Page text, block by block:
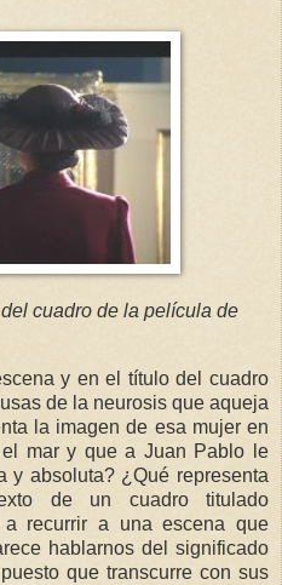
cuadro de la película de
y en el título del cuadro
de la neurosis que aqueja
la imagen de esa mujer en
mar y que a Juan Pablo le
y absoluta? ¿Qué representa
de un cuadro titulado
recurrir a una escena que
hablarnos del significado
que transcurre con sus